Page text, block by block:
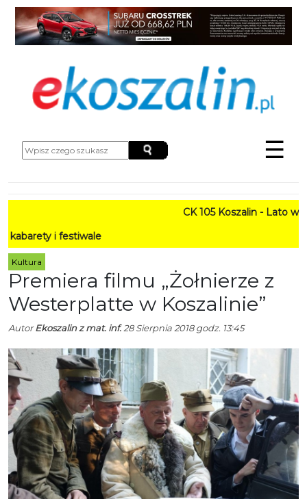
☰
CK 105 Koszalin - Lato w
i festiwale
Kultura
Premiera filmu „Żołnierze z
Westerplatte w Koszalinie”
AutorEkoszalin z mat. inf.28 Sierpnia 2018 godz. 13:45